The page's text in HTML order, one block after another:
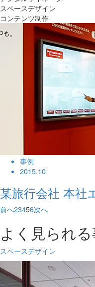
スペースデザイン
コンテンツ制作
事例
2015.10
某旅行会社 本社
前へ23456次へ
よく見られ
スペースデザイン